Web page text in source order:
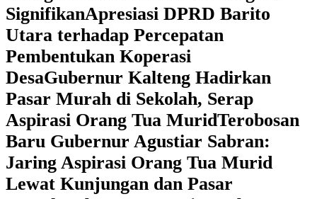
SignifikanApresiasi DPRD Barito
Utara terhadap Percepatan
Pembentukan Koperasi
Desa‎Gubernur Kalteng Hadirkan
Pasar Murah di Sekolah, Serap
Aspirasi Orang Tua Murid‎Terobosan
Baru Gubernur Agustiar Sabran:
Jaring Aspirasi Orang Tua Murid
Lewat Kunjungan dan Pasar